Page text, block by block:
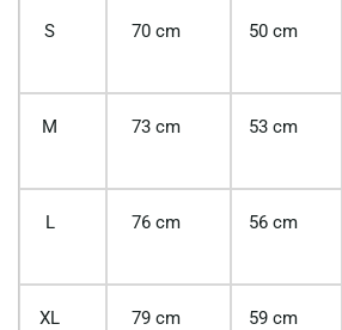
S 70 cm 50 cm
M 73 cm 53 cm
L 76 cm 56 cm
XL 79 cm 59 cm